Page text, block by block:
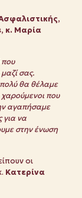
κ. Μαρία
που
σας.
θα θέλαμε
που
αγαπήσαμε
για να
στην ένωση
οι
Κατερίνα